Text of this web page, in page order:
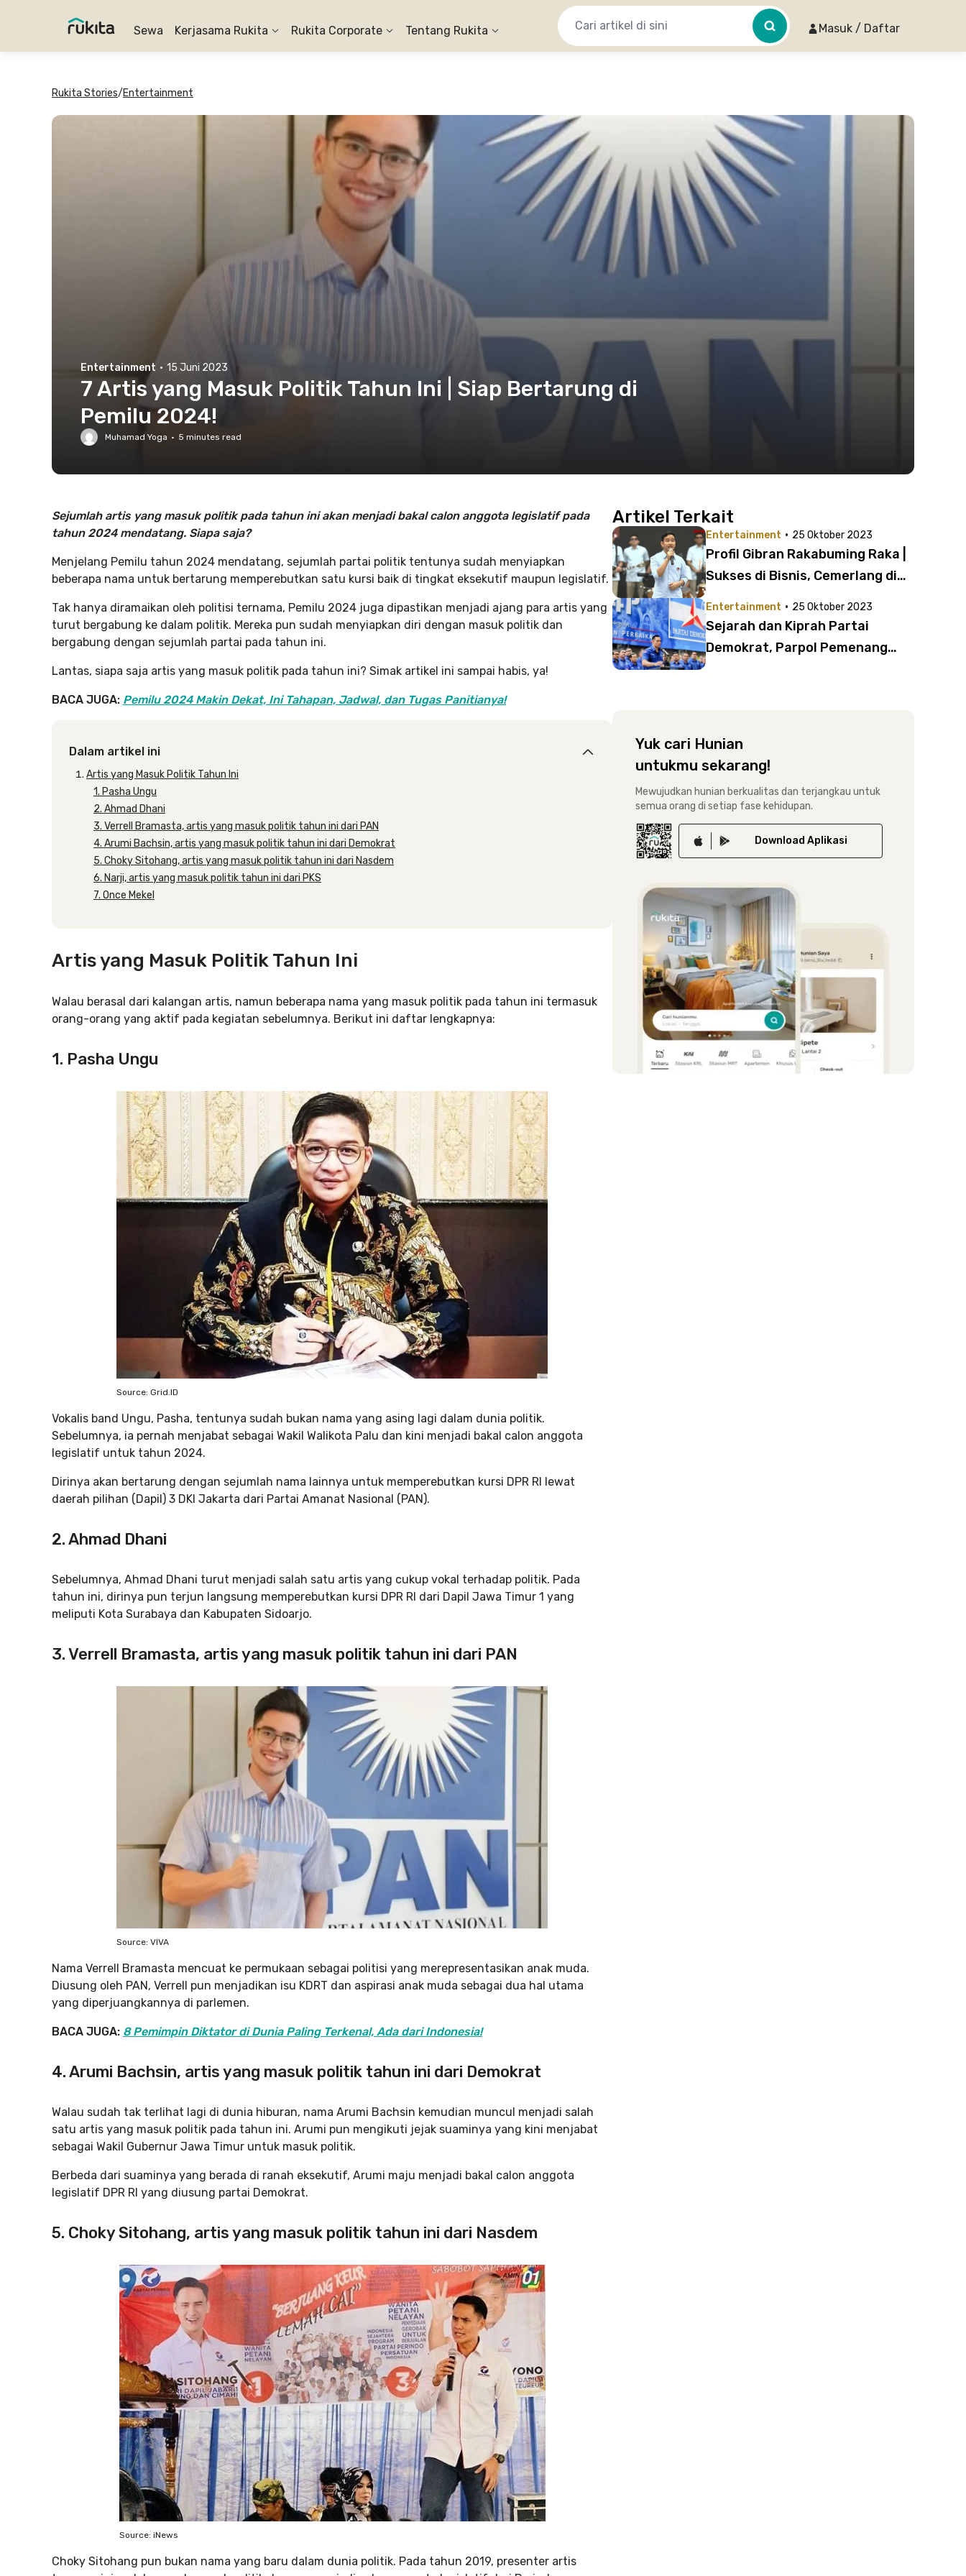
Sewa Kerjasama Rukita Rukita Corporate Tentang Rukita Masuk / Daftar
Rukita Stories/Entertainment
Entertainment · 15 Juni 2023
7 Artis yang Masuk Politik Tahun Ini | Siap Bertarung di
Pemilu 2024!
Muhamad Yoga · 5 minutes read
Sejumlah artis yang masuk politik pada tahun ini akan menjadi bakal calon anggota legislatif pada
tahun 2024 mendatang. Siapa saja?
Menjelang Pemilu tahun 2024 mendatang, sejumlah partai politik tentunya sudah menyiapkan
beberapa nama untuk bertarung memperebutkan satu kursi baik di tingkat eksekutif maupun legislatif.
Tak hanya diramaikan oleh politisi ternama, Pemilu 2024 juga dipastikan menjadi ajang para artis yang
turut bergabung ke dalam politik. Mereka pun sudah menyiapkan diri dengan masuk politik dan
bergabung dengan sejumlah partai pada tahun ini.
Lantas, siapa saja artis yang masuk politik pada tahun ini? Simak artikel ini sampai habis, ya!
BACA JUGA: Pemilu 2024 Makin Dekat, Ini Tahapan, Jadwal, dan Tugas Panitianya!
Dalam artikel ini
Artis yang Masuk Politik Tahun Ini
1. Pasha Ungu
2. Ahmad Dhani
3. Verrell Bramasta, artis yang masuk politik tahun ini dari PAN
4. Arumi Bachsin, artis yang masuk politik tahun ini dari Demokrat
5. Choky Sitohang, artis yang masuk politik tahun ini dari Nasdem
6. Narji, artis yang masuk politik tahun ini dari PKS
7. Once Mekel
Artis yang Masuk Politik Tahun Ini
Walau berasal dari kalangan artis, namun beberapa nama yang masuk politik pada tahun ini termasuk
orang-orang yang aktif pada kegiatan sebelumnya. Berikut ini daftar lengkapnya:
1. Pasha Ungu
Source: Grid.ID
Vokalis band Ungu, Pasha, tentunya sudah bukan nama yang asing lagi dalam dunia politik.
Sebelumnya, ia pernah menjabat sebagai Wakil Walikota Palu dan kini menjadi bakal calon anggota
legislatif untuk tahun 2024.
Dirinya akan bertarung dengan sejumlah nama lainnya untuk memperebutkan kursi DPR RI lewat
daerah pilihan (Dapil) 3 DKI Jakarta dari Partai Amanat Nasional (PAN).
2. Ahmad Dhani
Sebelumnya, Ahmad Dhani turut menjadi salah satu artis yang cukup vokal terhadap politik. Pada
tahun ini, dirinya pun terjun langsung memperebutkan kursi DPR RI dari Dapil Jawa Timur 1 yang
meliputi Kota Surabaya dan Kabupaten Sidoarjo.
3. Verrell Bramasta, artis yang masuk politik tahun ini dari PAN
Source: VIVA
Nama Verrell Bramasta mencuat ke permukaan sebagai politisi yang merepresentasikan anak muda.
Diusung oleh PAN, Verrell pun menjadikan isu KDRT dan aspirasi anak muda sebagai dua hal utama
yang diperjuangkannya di parlemen.
BACA JUGA: 8 Pemimpin Diktator di Dunia Paling Terkenal, Ada dari Indonesia!
4. Arumi Bachsin, artis yang masuk politik tahun ini dari Demokrat
Walau sudah tak terlihat lagi di dunia hiburan, nama Arumi Bachsin kemudian muncul menjadi salah
satu artis yang masuk politik pada tahun ini. Arumi pun mengikuti jejak suaminya yang kini menjabat
sebagai Wakil Gubernur Jawa Timur untuk masuk politik.
Berbeda dari suaminya yang berada di ranah eksekutif, Arumi maju menjadi bakal calon anggota
legislatif DPR RI yang diusung partai Demokrat.
5. Choky Sitohang, artis yang masuk politik tahun ini dari Nasdem
Source: iNews
Choky Sitohang pun bukan nama yang baru dalam dunia politik. Pada tahun 2019, presenter artis
Artikel Terkait
Entertainment · 25 Oktober 2023
Profil Gibran Rakabuming Raka |
Sukses di Bisnis, Cemerlang di
Entertainment · 25 Oktober 2023
Sejarah dan Kiprah Partai
Demokrat, Parpol Pemenang
Yuk cari Hunian
untukmu sekarang!
Mewujudkan hunian berkualitas dan terjangkau untuk
semua orang di setiap fase kehidupan.
Download Aplikasi